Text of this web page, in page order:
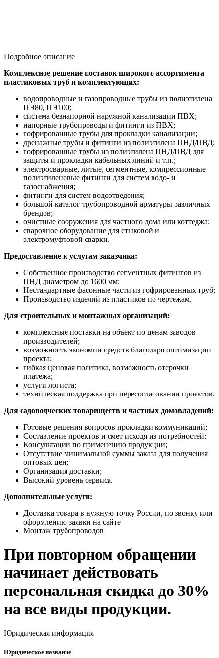
Подробное описание
Комплексное решение поставок широкого ассортимента
пластиковых труб и комплектующих:
водопроводные и газопроводные трубы из полиэтилена
ПЭ80, ПЭ100;
система безнапорной наружной канализации ПВХ;
напорные трубопроводы и фитинги из ПВХ;
гофрированные трубы для прокладки канализации;
дренажные трубы и фитинги из полиэтилена ПНД/ПВД;
гофрированные трубы из полиэтилена ПНД/ПВД для
защиты и прокладки кабельных линий и т.п.;
электросварные, литые, сегментные, компрессионные
полиэтиленовые фитинги для систем водо- и
газоснабжения;
фитинги для систем водоотведения;
большой каталог трубопроводной арматуры различных
брендов;
очистные сооружения для частного дома или коттеджа;
сварочное оборудование для стыковой и
электромуфтовой сварки.
Предоставление к услугам заказчика:
Собственное производство сегментных фитингов из
ПНД диаметром до 1600 мм;
Нестандартные фасонные части из гофрированных труб;
Производство изделий из пластиков по чертежам.
Для строительных и монтажных организаций:
комплексные поставки на объект по ценам заводов
производителей;
возможность экономии средств благодаря оптимизации
проекта;
гибкая ценовая политика, возможность отсрочки
платежа;
услуги логиста;
техническая поддержка при пересогласовании проектов.
Для садоводческих товариществ и частных домовладений:
Готовые решения вопросов прокладки коммуникаций;
Составление проектов и смет исходя из потребностей;
Консультации по применению продукции;
Отсутствие минимальной суммы заказа для получения
оптовых цен;
Организация доставки;
Высокий уровень сервиса.
Дополнительные услуги:
Доставка товара в нужную точку России, по звонку или
оформлению заявки на сайте
Монтаж трубопроводов
При повторном обращении
начинает действовать
персональная скидка до 30%
на все виды продукции.
Юридическая информация
Юридическое название